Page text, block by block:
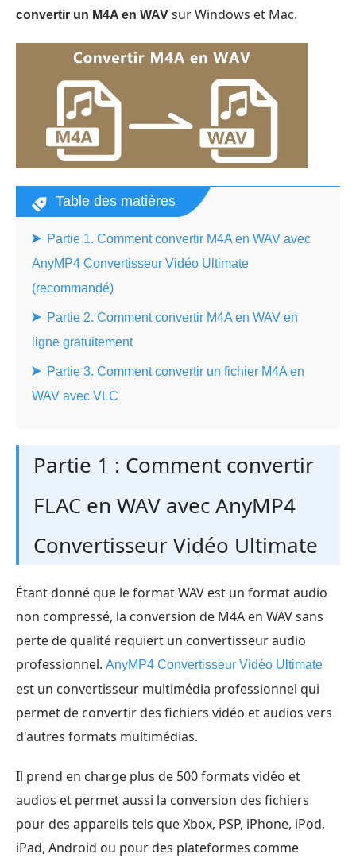
convertir un M4A en WAV sur Windows et Mac.
Table des matières
Partie 1. Comment convertir M4A en WAV avec
AnyMP4 Convertisseur Vidéo Ultimate
(recommandé)
Partie 2. Comment convertir M4A en WAV en
ligne gratuitement
Partie 3. Comment convertir un fichier M4A en
WAV avec VLC
Partie 1 : Comment convertir
FLAC en WAV avec AnyMP4
Convertisseur Vidéo Ultimate
Étant donné que le format WAV est un format audio
non compressé, la conversion de M4A en WAV sans
perte de qualité requiert un convertisseur audio
professionnel. AnyMP4 Convertisseur Vidéo Ultimate
est un convertisseur multimédia professionnel qui
permet de convertir des fichiers vidéo et audios vers
d'autres formats multimédias.
Il prend en charge plus de 500 formats vidéo et
audios et permet aussi la conversion des fichiers
pour des appareils tels que Xbox, PSP, iPhone, iPod,
iPad, Android ou pour des plateformes comme